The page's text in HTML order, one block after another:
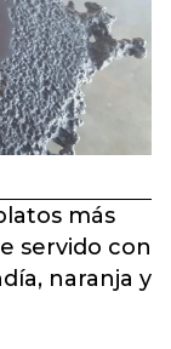
más
servido con
naranja y